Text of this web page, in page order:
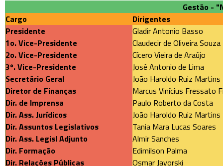
Gestão -
Cargo
Dirigentes
Presidente
Gladir Antonio Basso
1o. Vice-Presidente
Claudecir de Oliveira Souza
2o. Vice-Presidente
Cícero Vieira de Araújo
3º. Vice-Presidente
José Antonio de Lima
Secretário Geral
João Haroldo Ruiz Martins
Diretor de Finanças
Marcus Vinícius Fressato
Dir. de Imprensa
Paulo Roberto da Costa
Dir. Ass. Jurídicos
João Haroldo Ruiz Martins
Dir. Assuntos Legislativos
Tania Mara Lucas Soares
Dir. Ass. Legisl Adjunto
Almir Sanches
Dir. Formação
Edimilson Palma
Dir. Relações Públicas
Osmar Javorski